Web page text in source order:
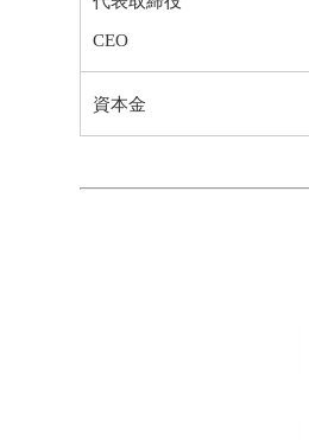
CEO
資本金